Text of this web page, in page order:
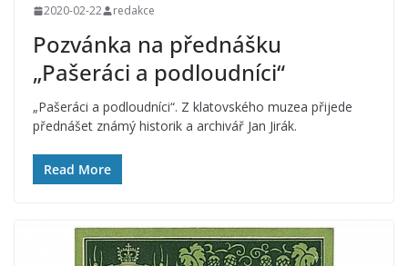
2020-02-22 redakce
Pozvánka na přednášku
„Pašeráci a podloudníci“
„Pašeráci a podloudníci“. Z klatovského muzea přijede
přednášet známý historik a archivář Jan Jirák.
Read More